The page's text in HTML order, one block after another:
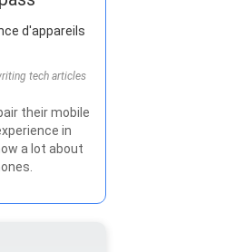
d'appareils
tech articles
their mobile
in
a lot about